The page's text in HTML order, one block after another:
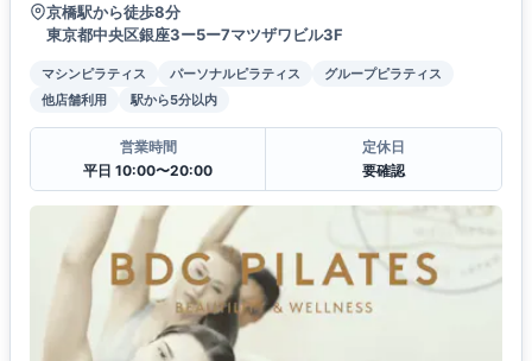
京橋駅から徒歩8分
東京都中央区銀座3ー5ー7マツザワビル3F
マシンピラティス パーソナルピラティス
グループピラティス
他店舗利用
駅から5分以内
営業時間
平日 10:00〜20:00
定休日
要確認